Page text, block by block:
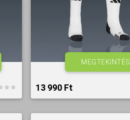
13 990 Ft‎
MEGTEKINTÉS